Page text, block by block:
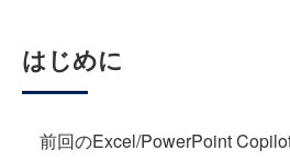
はじめに
前回のExcel/PowerPoint